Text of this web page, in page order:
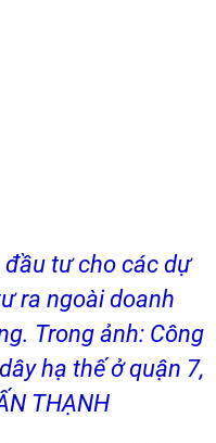
đầu tư cho các dự
ra ngoài doanh
Trong ảnh: Công
hạ thế ở quận 7,
THẠNH